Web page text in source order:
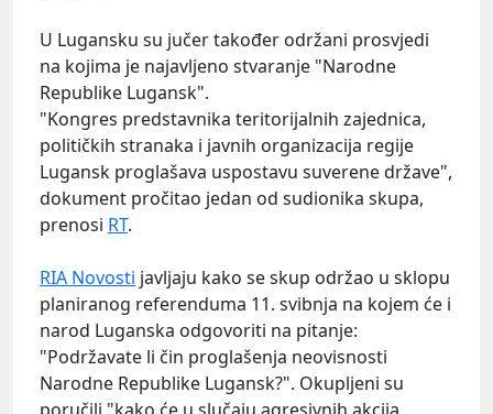
U Lugansku su jučer također održani prosvjedi
na kojima je najavljeno stvaranje "Narodne
Republike Lugansk".
"Kongres predstavnika teritorijalnih zajednica,
političkih stranaka i javnih organizacija regije
Lugansk proglašava uspostavu suverene države",
dokument pročitao jedan od sudionika skupa,
prenosi RT.
RIA Novosti javljaju kako se skup održao u sklopu
planiranog referenduma 11. svibnja na kojem će i
narod Luganska odgovoriti na pitanje:
"Podržavate li čin proglašenja neovisnosti
Narodne Republike Lugansk?". Okupljeni su